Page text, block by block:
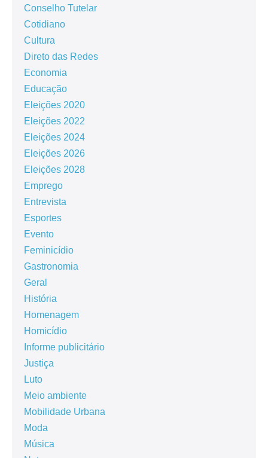
Conselho Tutelar
Cotidiano
Cultura
Direto das Redes
Economia
Educação
Eleições 2020
Eleições 2022
Eleições 2024
Eleições 2026
Eleições 2028
Emprego
Entrevista
Esportes
Evento
Feminicídio
Gastronomia
Geral
História
Homenagem
Homicídio
Informe publicitário
Justiça
Luto
Meio ambiente
Mobilidade Urbana
Moda
Música